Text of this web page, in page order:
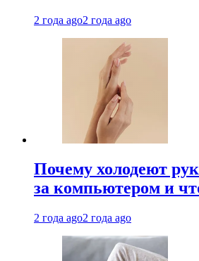
2 года ago2 года ago
Почему холодеют
за компьютером и
2 года ago2 года ago